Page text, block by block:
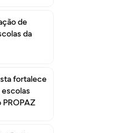
de
da
fortalece